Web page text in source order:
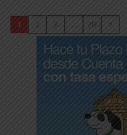
1 2 3 ... 213